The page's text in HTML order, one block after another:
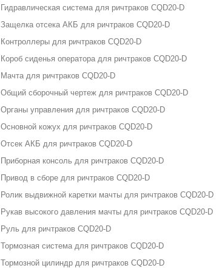
Гидравлическая система для ричтраков CQD20-D
Защелка отсека АКБ для ричтраков CQD20-D
Контроллеры для ричтраков CQD20-D
Короб сиденья оператора для ричтраков CQD20-D
Мачта для ричтраков CQD20-D
Общий сборочный чертеж для ричтраков CQD20-D
Органы управления для ричтраков CQD20-D
Основной кожух для ричтраков CQD20-D
Отсек АКБ для ричтраков CQD20-D
Приборная консоль для ричтраков CQD20-D
Привод в сборе для ричтраков CQD20-D
Ролик выдвижной каретки мачты для ричтраков CQD20-D
Рукав высокого давления мачты для ричтраков CQD20-D
Руль для ричтраков CQD20-D
Тормозная система для ричтраков CQD20-D
Тормозной цилиндр для ричтраков CQD20-D